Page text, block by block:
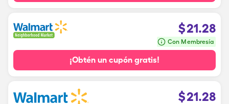
$21.28
Con Membresía
¡Obtén un cupón gratis!
$21.28